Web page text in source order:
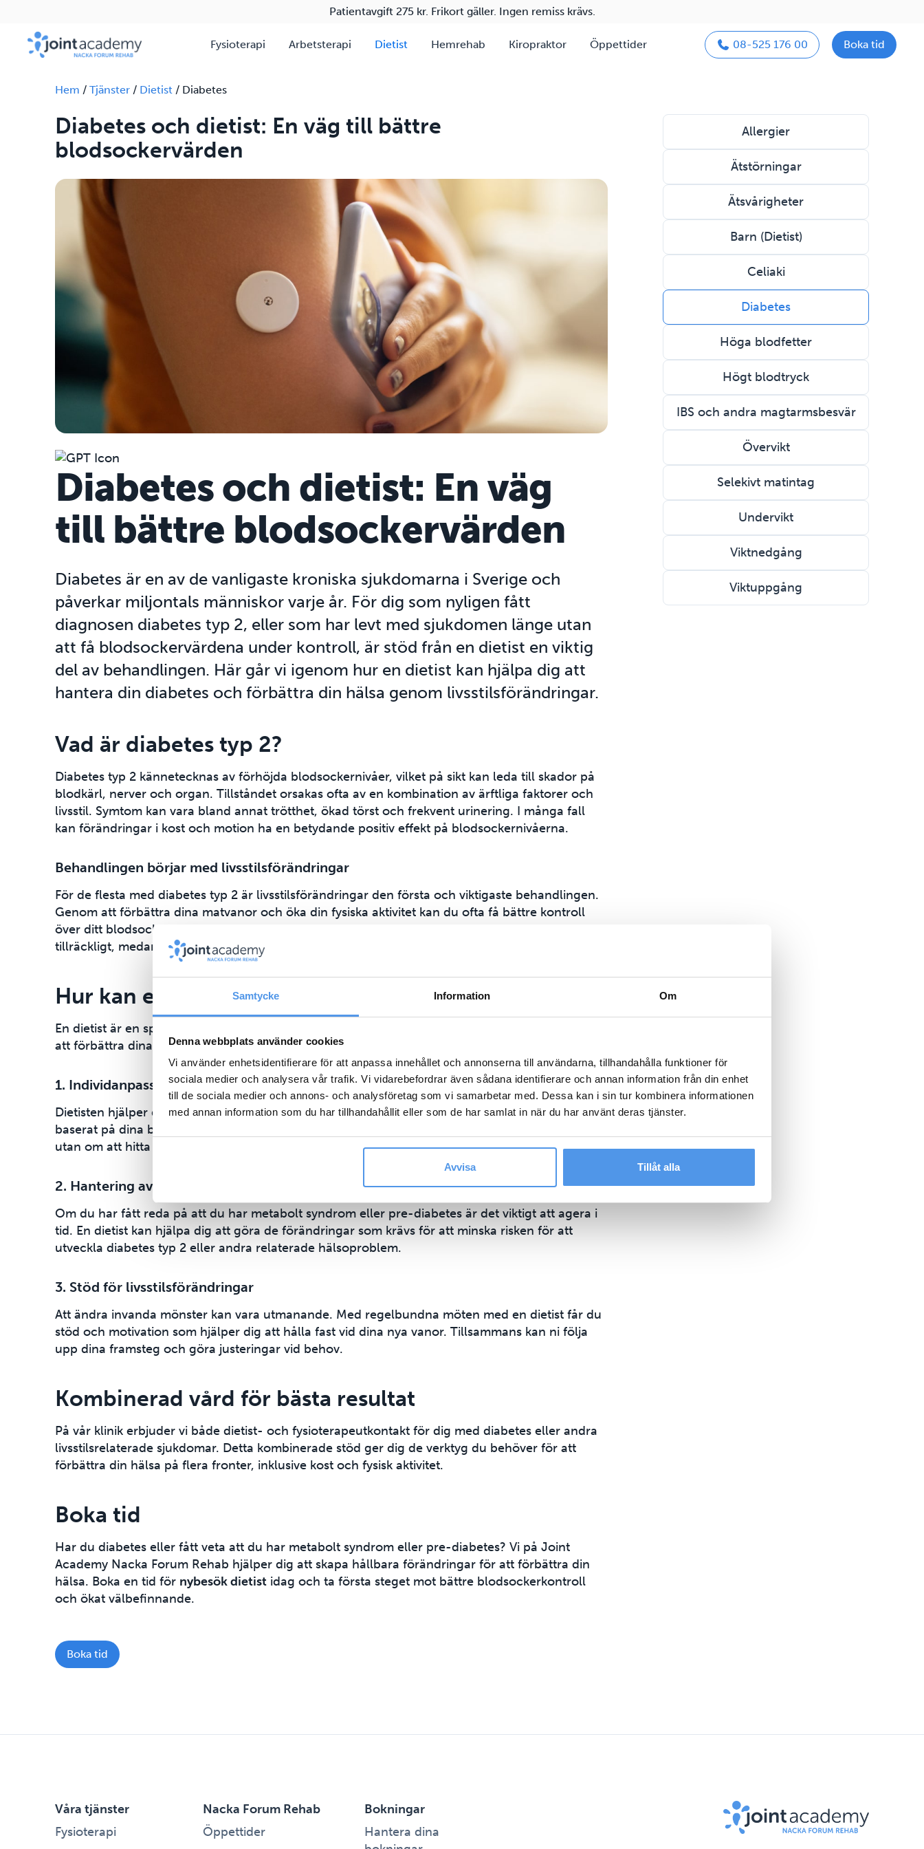
Samtycke Information Om
Denna webbplats använder cookies
Vi använder enhetsidentifierare för att anpassa innehållet och annonserna till användarna, tillhandahålla funktioner för
sociala medier och analysera vår trafik. Vi vidarebefordrar även sådana identifierare och annan information från din enhet
till de sociala medier och annons- och analysföretag som vi samarbetar med. Dessa kan i sin tur kombinera informationen
med annan information som du har tillhandahållit eller som de har samlat in när du har använt deras tjänster.
Avvisa Tillåt alla
Patientavgift 275 kr. Frikort gäller. Ingen remiss krävs.
Fysioterapi Arbetsterapi Dietist Hemrehab Kiropraktor Öppettider 08-525 176 00 Boka tid
Hem / Tjänster / Dietist / Diabetes
Diabetes och dietist: En väg till bättre
blodsockervärden
Diabetes och dietist: En väg
till bättre blodsockervärden
Diabetes är en av de vanligaste kroniska sjukdomarna i Sverige och
påverkar miljontals människor varje år. För dig som nyligen fått
diagnosen diabetes typ 2, eller som har levt med sjukdomen länge utan
att få blodsockervärdena under kontroll, är stöd från en dietist en viktig
del av behandlingen. Här går vi igenom hur en dietist kan hjälpa dig att
hantera din diabetes och förbättra din hälsa genom livsstilsförändringar.
Vad är diabetes typ 2?
Diabetes typ 2 kännetecknas av förhöjda blodsockernivåer, vilket på sikt kan leda till skador på
blodkärl, nerver och organ. Tillståndet orsakas ofta av en kombination av ärftliga faktorer och
livsstil. Symtom kan vara bland annat trötthet, ökad törst och frekvent urinering. I många fall
kan förändringar i kost och motion ha en betydande positiv effekt på blodsockernivåerna.
Behandlingen börjar med livsstilsförändringar
För de flesta med diabetes typ 2 är livsstilsförändringar den första och viktigaste behandlingen.
Genom att förbättra dina matvanor och öka din fysiska aktivitet kan du ofta få bättre kontroll
över ditt blodsocker och minska risken för komplikationer. För vissa personer kan detta vara
tillräckligt, medan andra också kan behöva komplettera med läkemedelsbehandling.
Hur kan en dietist hjälpa dig?
En dietist är en specialist inom kost och hälsa som kan hjälpa dig att skapa en hållbar plan för
att förbättra dina matvanor. Här är några sätt en dietist kan stötta dig vid diabetes typ 2:
1. Individanpassad kostrådgivning
Dietisten hjälper dig att förstå hur olika livsmedel påverkar blodsockret och skräddarsyr kostråd
baserat på dina behov, preferenser och hälsomål. Det handlar inte om att följa en strikt diet,
utan om att hitta långsiktiga lösningar som passar din livsstil.
2. Hantering av metabolt syndrom och pre-diabetes
Om du har fått reda på att du har metabolt syndrom eller pre-diabetes är det viktigt att agera i
tid. En dietist kan hjälpa dig att göra de förändringar som krävs för att minska risken för att
utveckla diabetes typ 2 eller andra relaterade hälsoproblem.
3. Stöd för livsstilsförändringar
Att ändra invanda mönster kan vara utmanande. Med regelbundna möten med en dietist får du
stöd och motivation som hjälper dig att hålla fast vid dina nya vanor. Tillsammans kan ni följa
upp dina framsteg och göra justeringar vid behov.
Kombinerad vård för bästa resultat
På vår klinik erbjuder vi både dietist- och fysioterapeutkontakt för dig med diabetes eller andra
livsstilsrelaterade sjukdomar. Detta kombinerade stöd ger dig de verktyg du behöver för att
förbättra din hälsa på flera fronter, inklusive kost och fysisk aktivitet.
Boka tid
Har du diabetes eller fått veta att du har metabolt syndrom eller pre-diabetes? Vi på Joint
Academy Nacka Forum Rehab hjälper dig att skapa hållbara förändringar för att förbättra din
hälsa. Boka en tid för nybesök dietist idag och ta första steget mot bättre blodsockerkontroll
och ökat välbefinnande.
Boka tid
Allergier
Ätstörningar
Ätsvårigheter
Barn (Dietist)
Celiaki
Diabetes
Höga blodfetter
Högt blodtryck
IBS och andra magtarmsbesvär
Övervikt
Selekivt matintag
Undervikt
Viktnedgång
Viktuppgång
Våra tjänster
Fysioterapi
Nacka Forum Rehab
Öppettider
Bokningar
Hantera dina